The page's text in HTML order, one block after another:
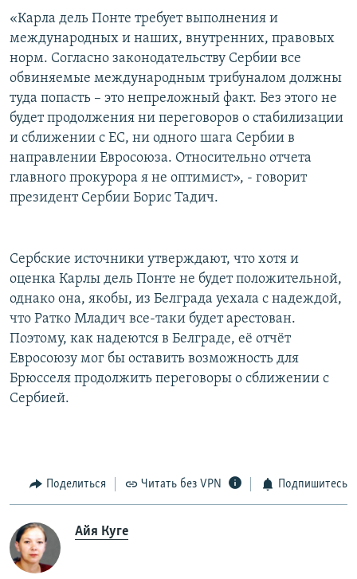
«Карла дель Понте требует выполнения и
международных и наших, внутренних, правовых
норм. Согласно законодательству Сербии все
обвиняемые международным трибуналом должны
туда попасть – это непреложный факт. Без этого не
будет продолжения ни переговоров о стабилизации
и сближении с ЕС, ни одного шага Сербии в
направлении Евросоюза. Относительно отчета
главного прокурора я не оптимист», - говорит
президент Сербии Борис Тадич.
Сербские источники утверждают, что хотя и
оценка Карлы дель Понте не будет положительной,
однако она, якобы, из Белграда уехала с надеждой,
что Ратко Младич все-таки будет арестован.
Поэтому, как надеются в Белграде, её отчёт
Евросоюзу мог бы оставить возможность для
Брюсселя продолжить переговоры о сближении с
Сербией.
Поделиться Читать без VPN Подпишитесь
Айя Куге